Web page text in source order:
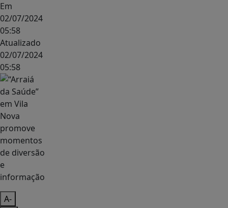
Em
02/07/2024
05:58
Atualizado
02/07/2024
05:58
A-